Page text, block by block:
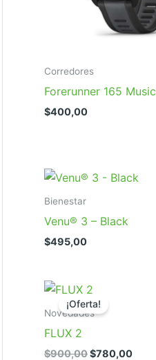
Corredores
Forerunner 165 Music
$400,00
Bienestar
Venu® 3 – Black
$495,00
¡Oferta!
Novedades
FLUX 2
$900,00El
$780,00El